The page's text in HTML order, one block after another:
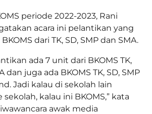
periode 2022-2023, Rani
acara ini pelantikan yang
dari TK, SD, SMP dan SMA.
ada 7 unit dari BKOMS TK,
dan juga ada BKOMS TK, SD, SMP
Jadi kalau di sekolah lain
kalau ini BKOMS,” kata
awak media